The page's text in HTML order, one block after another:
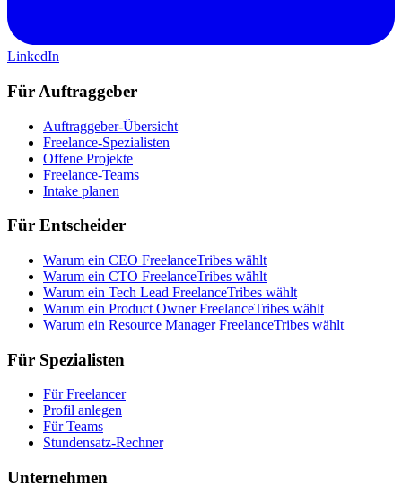
LinkedIn
Für Auftraggeber
Auftraggeber-Übersicht
Freelance-Spezialisten
Offene Projekte
Freelance-Teams
Intake planen
Für Entscheider
Warum ein CEO FreelanceTribes wählt
Warum ein CTO FreelanceTribes wählt
Warum ein Tech Lead FreelanceTribes wählt
Warum ein Product Owner FreelanceTribes wählt
Warum ein Resource Manager FreelanceTribes wählt
Für Spezialisten
Für Freelancer
Profil anlegen
Für Teams
Stundensatz-Rechner
Unternehmen